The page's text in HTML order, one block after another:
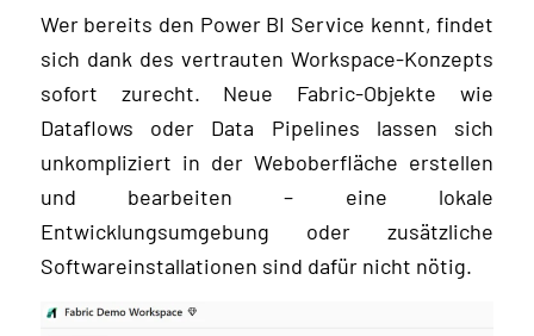
Wer bereits den Power BI Service kennt, findet
sich dank des vertrauten Workspace-Konzepts
sofort zurecht. Neue Fabric-Objekte wie
Dataflows oder Data Pipelines lassen sich
unkompliziert in der Weboberfläche erstellen
und bearbeiten – eine lokale
Entwicklungsumgebung oder zusätzliche
Softwareinstallationen sind dafür nicht nötig.